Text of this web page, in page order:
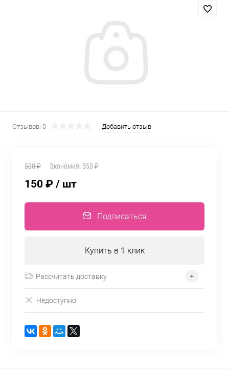
Отзывов: 0 Добавить отзыв
500 ₽ Экономия: 350 ₽
150 ₽ / шт
Подписаться
Купить в 1 клик
Рассчитать доставку
Недоступно